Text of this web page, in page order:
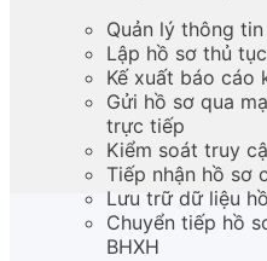
Quản lý thông
Lập hồ sơ thủ
Kế xuất báo cáo
Gửi hồ sơ qua
trực tiếp
Kiểm soát truy
Tiếp nhận hồ sơ
Lưu trữ dữ liệu
Chuyển tiếp hồ
BHXH